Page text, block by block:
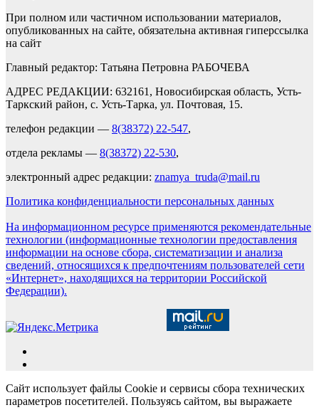
При полном или частичном использовании материалов,
опубликованных на сайте, обязательна активная гиперссылка
на сайт
Главный редактор: Татьяна Петровна РАБОЧЕВА
АДРЕС РЕДАКЦИИ: 632161, Новосибирская область, Усть-
Таркский район, с. Усть-Тарка, ул. Почтовая, 15.
телефон редакции — 8(38372) 22-547,
отдела рекламы — 8(38372) 22-530,
электронный адрес редакции: znamya_truda@mail.ru
Политика конфиденциальности персональных данных
На информационном ресурсе применяются рекомендательные
технологии (информационные технологии предоставления
информации на основе сбора, систематизации и анализа
сведений, относящихся к предпочтениям пользователей сети
«Интернет», находящихся на территории Российской
Федерации).
Сайт использует файлы Cookie и сервисы сбора технических
параметров посетителей. Пользуясь сайтом, вы выражаете